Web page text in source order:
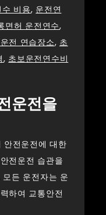
비용, 운전연
면허 운전연수,
전 연습장소, 초
, 초보운전연수비
운전을
안전운전에 대한
전운전 습관을
든 운전자는 운
하여 교통안전